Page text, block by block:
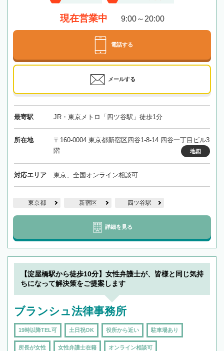
現在営業中 9:00～20:00
電話する
メールする
最寄駅 JR・東京メトロ「四ツ谷駅」徒歩1分
所在地
〒160-0004 東京都新宿区四谷1-8-14 四谷一丁目ビル3
階
地図
対応エリア 東京、全国オンライン相談可
東京都 新宿区 四ツ谷駅
詳細を見る
【淀屋橋駅から徒歩10分】女性弁護士が、皆様と同じ気持
ちになって解決策をご提案します
ブランシュ法律事務所
19時以降TEL可 土日祝OK 役所から近い 駐車場あり
所長が女性 女性弁護士在籍 オンライン相談可